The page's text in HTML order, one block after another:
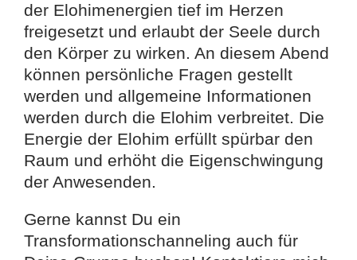
der Elohimenergien tief im Herzen
freigesetzt und erlaubt der Seele durch
den Körper zu wirken. An diesem Abend
können persönliche Fragen gestellt
werden und allgemeine Informationen
werden durch die Elohim verbreitet. Die
Energie der Elohim erfüllt spürbar den
Raum und erhöht die Eigenschwingung
der Anwesenden.
Gerne kannst Du ein
Transformationschanneling auch für